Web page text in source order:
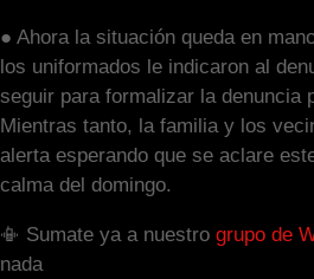
​● Ahora la situación queda en
los uniformados le indicaron al
seguir para formalizar la denuncia
Mientras tanto, la familia y los
alerta esperando que se aclare
calma del domingo.
​📳 Sumate ya a nuestro grupo de
nada